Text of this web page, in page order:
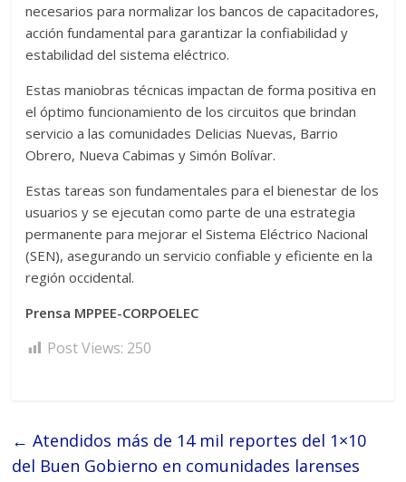
necesarios para normalizar los bancos de capacitadores,
acción fundamental para garantizar la confiabilidad y
estabilidad del sistema eléctrico.
Estas maniobras técnicas impactan de forma positiva en
el óptimo funcionamiento de los circuitos que brindan
servicio a las comunidades Delicias Nuevas, Barrio
Obrero, Nueva Cabimas y Simón Bolívar.
Estas tareas son fundamentales para el bienestar de los
usuarios y se ejecutan como parte de una estrategia
permanente para mejorar el Sistema Eléctrico Nacional
(SEN), asegurando un servicio confiable y eficiente en la
región occidental.
Prensa MPPEE-CORPOELEC
Post Views: 250
← Atendidos más de 14 mil reportes del 1×10
del Buen Gobierno en comunidades larenses